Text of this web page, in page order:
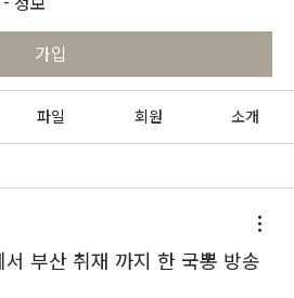
가입
파일 회원 소개
부산 취재 까지 한 국뽕 방송